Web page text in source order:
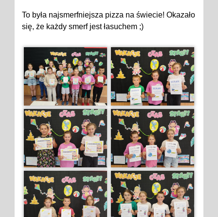
To była najsmerfniejsza pizza na świecie! Okazało
się, że każdy smerf jest łasuchem ;)